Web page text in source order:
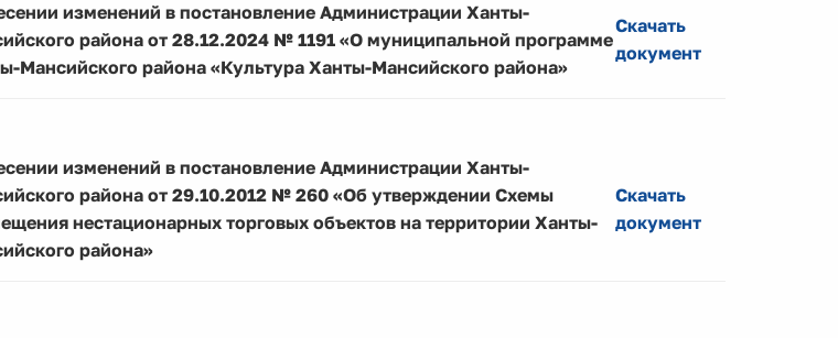
изменений в постановление Администрации Ханты-
района от 28.12.2024 № 1191 «О муниципальной программе
Мансийского района «Культура Ханты-Мансийского района»
Скачать
документ
изменений в постановление Администрации Ханты-
района от 29.10.2012 № 260 «Об утверждении Схемы
нестационарных торговых объектов на территории Ханты-
района»
Скачать
документ